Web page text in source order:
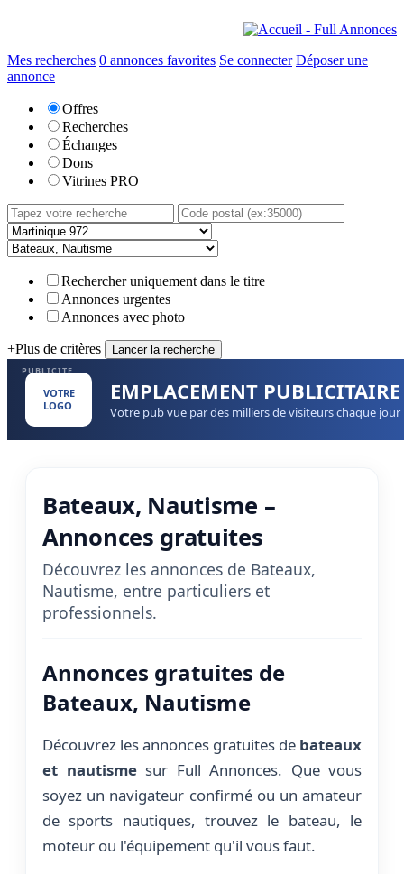
Mes recherches 0 annonces favorites Se connecter Déposer une
annonce
Offres
Recherches
Échanges
Dons
Vitrines PRO
Rechercher uniquement dans le titre
Annonces urgentes
Annonces avec photo
+Plus de critères
PUBLICITE
VOTRE
LOGO
EMPLACEMENT PUBLICITAIRE
Votre pub vue par des milliers de visiteurs chaque jour
Bateaux, Nautisme –
Annonces gratuites
Découvrez les annonces de Bateaux,
Nautisme, entre particuliers et
professionnels.
Annonces gratuites de
Bateaux, Nautisme
Découvrez les annonces gratuites de bateaux
et nautismesur Full Annonces. Que vous
soyez un navigateur confirmé ou un amateur
de sports nautiques, trouvez le bateau, le
moteur ou l'équipement qu'il vous faut.